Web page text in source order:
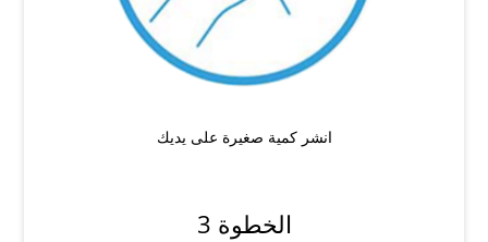
انشر كمية صغيرة على يديك
الخطوة 3